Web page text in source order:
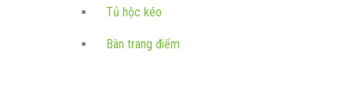
Tủ hộc kéo
Bàn trang điểm